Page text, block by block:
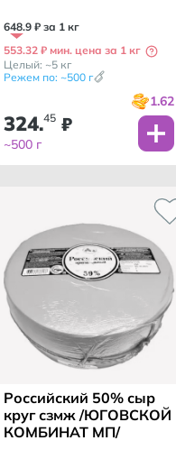
648.9 ₽ за 1 кг
553.32 ₽ мин. цена за 1 кг
Целый: ~5 кг
Режем по: ~500 г
1.62
324.45₽
~500 г
Российский 50% сыр
круг сзмж /ЮГОВСКОЙ
КОМБИНАТ МП/